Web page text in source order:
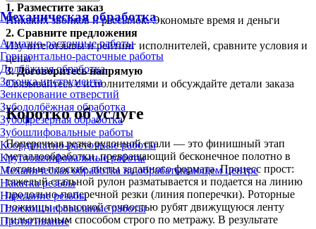
Механическая обработка
Алмазно-расточные работы
Горизонтально-расточные работы
Долбёжная обработка
Заточка инструмента
Зенкерование отверстий
Зубодолбёжная обработка
Зубофрезерная обработка
Зубошлифовальные работы
Координатно-расточные работы
Круглошлифовальные работы
Механическая обработка на обрабатывающем центре
Накатка резьбы
Нарезание резьбы
Плоскошлифовальные работы
Протягивание
1. Разместите заказ
Никаких звонков и рассылок. Экономьте время и деньги
2. Сравните предложения
Изучите отзывы и рейтинг исполнителей, сравните условия и
цены
3.Договоритесь напрямую
Связывайтесь с исполнителями и обсуждайте детали заказа
Коротко об услуге
Поперечная резка рулонной стали — это финишный этап
металлообработки, превращающий бесконечное полотно в
готовые плоские листы заданного формата. Процесс прост:
тяжелый стальной рулон разматывается и подается на линию
продольно-поперечной резки (линия поперечки). Роторные
ножницы с высокой точностью рубят движущуюся ленту
гильотинным способом строго по метражу. В результате